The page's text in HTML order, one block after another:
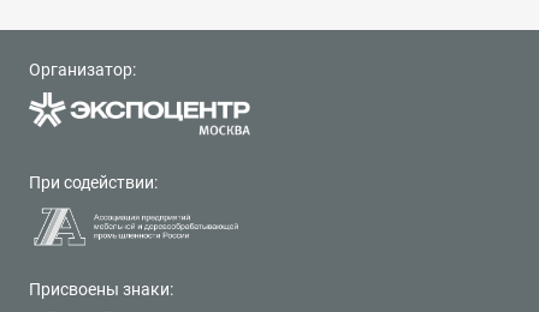
Организатор:
При содействии:
Присвоены знаки: